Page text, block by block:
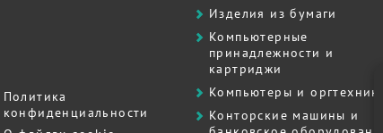
Политика
конфиденциальности
Изделия из бумаги
Компьютерные
принадлежности и
картриджи
Компьютеры и оргтехника
Контоpские машины и